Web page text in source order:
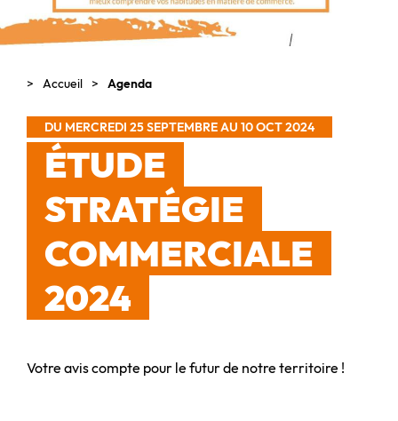
Accueil Agenda
DU MERCREDI 25 SEPTEMBRE AU 10 OCT 2024
ÉTUDE
STRATÉGIE
COMMERCIALE
2024
Votre avis compte pour le futur de notre territoire !